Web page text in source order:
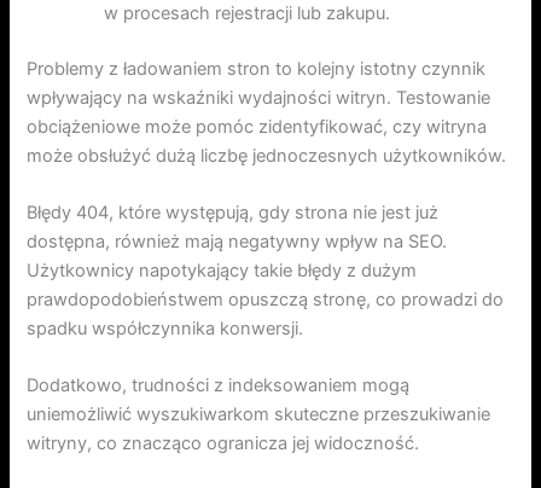
w procesach rejestracji lub zakupu.
Problemy z ładowaniem stron to kolejny istotny czynnik
wpływający na wskaźniki wydajności witryn. Testowanie
obciążeniowe może pomóc zidentyfikować, czy witryna
może obsłużyć dużą liczbę jednoczesnych użytkowników.
Błędy 404, które występują, gdy strona nie jest już
dostępna, również mają negatywny wpływ na SEO.
Użytkownicy napotykający takie błędy z dużym
prawdopodobieństwem opuszczą stronę, co prowadzi do
spadku współczynnika konwersji.
Dodatkowo, trudności z indeksowaniem mogą
uniemożliwić wyszukiwarkom skuteczne przeszukiwanie
witryny, co znacząco ogranicza jej widoczność.